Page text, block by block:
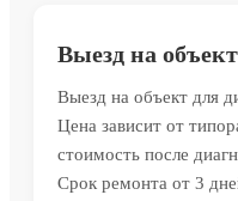
Выезд на объект
Выезд на объект для
Цена зависит от
стоимость после
Срок ремонта от 3